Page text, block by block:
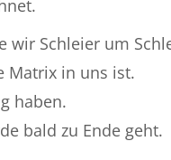
wir Schleier um
Matrix in uns ist.
haben.
bald zu Ende geht.